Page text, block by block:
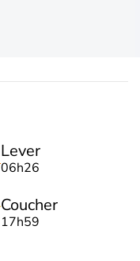
Lever
06h26
Coucher
17h59